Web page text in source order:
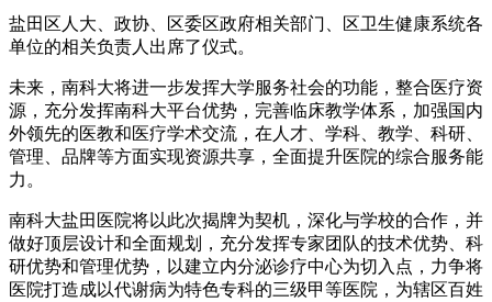
盐田区人大、政协、区委区政府相关部门、区卫生健康系统各
单位的相关负责人出席了仪式。
未来，南科大将进一步发挥大学服务社会的功能，整合医疗资
源，充分发挥南科大平台优势，完善临床教学体系，加强国内
外领先的医教和医疗学术交流，在人才、学科、教学、科研、
管理、品牌等方面实现资源共享，全面提升医院的综合服务能
力。
南科大盐田医院将以此次揭牌为契机，深化与学校的合作，并
做好顶层设计和全面规划，充分发挥专家团队的技术优势、科
研优势和管理优势，以建立内分泌诊疗中心为切入点，力争将
医院打造成以代谢病为特色专科的三级甲等医院，为辖区百姓